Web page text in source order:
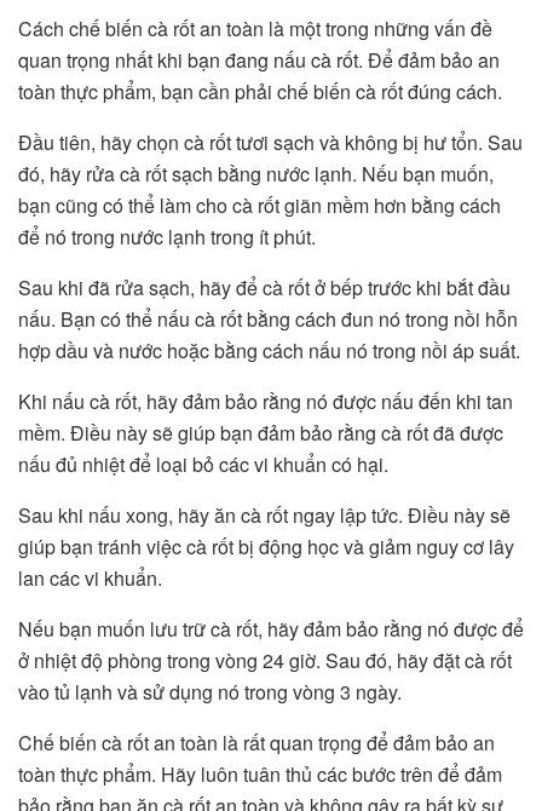
Cách chế biến cà rốt an toàn là một trong những vấn đề
quan trọng nhất khi bạn đang nấu cà rốt. Để đảm bảo an
toàn thực phẩm, bạn cần phải chế biến cà rốt đúng cách.
Đầu tiên, hãy chọn cà rốt tươi sạch và không bị hư tổn. Sau
đó, hãy rửa cà rốt sạch bằng nước lạnh. Nếu bạn muốn,
bạn cũng có thể làm cho cà rốt giãn mềm hơn bằng cách
để nó trong nước lạnh trong ít phút.
Sau khi đã rửa sạch, hãy để cà rốt ở bếp trước khi bắt đầu
nấu. Bạn có thể nấu cà rốt bằng cách đun nó trong nồi hỗn
hợp dầu và nước hoặc bằng cách nấu nó trong nồi áp suất.
Khi nấu cà rốt, hãy đảm bảo rằng nó được nấu đến khi tan
mềm. Điều này sẽ giúp bạn đảm bảo rằng cà rốt đã được
nấu đủ nhiệt để loại bỏ các vi khuẩn có hại.
Sau khi nấu xong, hãy ăn cà rốt ngay lập tức. Điều này sẽ
giúp bạn tránh việc cà rốt bị động học và giảm nguy cơ lây
lan các vi khuẩn.
Nếu bạn muốn lưu trữ cà rốt, hãy đảm bảo rằng nó được để
ở nhiệt độ phòng trong vòng 24 giờ. Sau đó, hãy đặt cà rốt
vào tủ lạnh và sử dụng nó trong vòng 3 ngày.
Chế biến cà rốt an toàn là rất quan trọng để đảm bảo an
toàn thực phẩm. Hãy luôn tuân thủ các bước trên để đảm
bảo rằng bạn ăn cà rốt an toàn và không gây ra bất kỳ sự